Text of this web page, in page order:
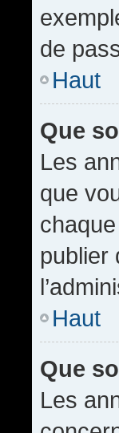
de
Haut
Que
Les
que
publier
Haut
Que
Les